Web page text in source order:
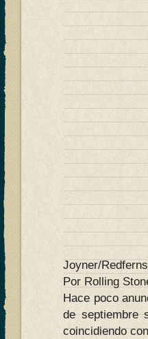
Joyner/
Por Rolling
Hace poco
de septiembre
coincidiendo